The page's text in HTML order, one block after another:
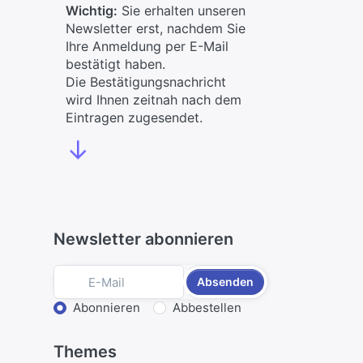
Wichtig: Sie erhalten unseren
Newsletter erst, nachdem Sie
Ihre Anmeldung per E-Mail
bestätigt haben.
Die Bestätigungsnachricht
wird Ihnen zeitnah nach dem
Eintragen zugesendet.
↓
Newsletter abonnieren
Absenden
Aktion wählen
Abonnieren Abbestellen
Themes